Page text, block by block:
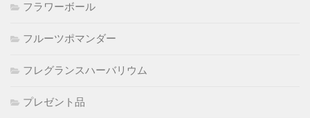
フラワーボール
フルーツポマンダー
フレグランスハーバリウム
プレゼント品